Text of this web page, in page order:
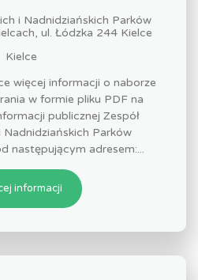
i Nadnidziańskich Parków
ul. Łódzka 244 Kielce
Kielce
więcej informacji o naborze
w formie pliku PDF na
publicznej Zespół
Nadnidziańskich Parków
następującym adresem:...
informacji